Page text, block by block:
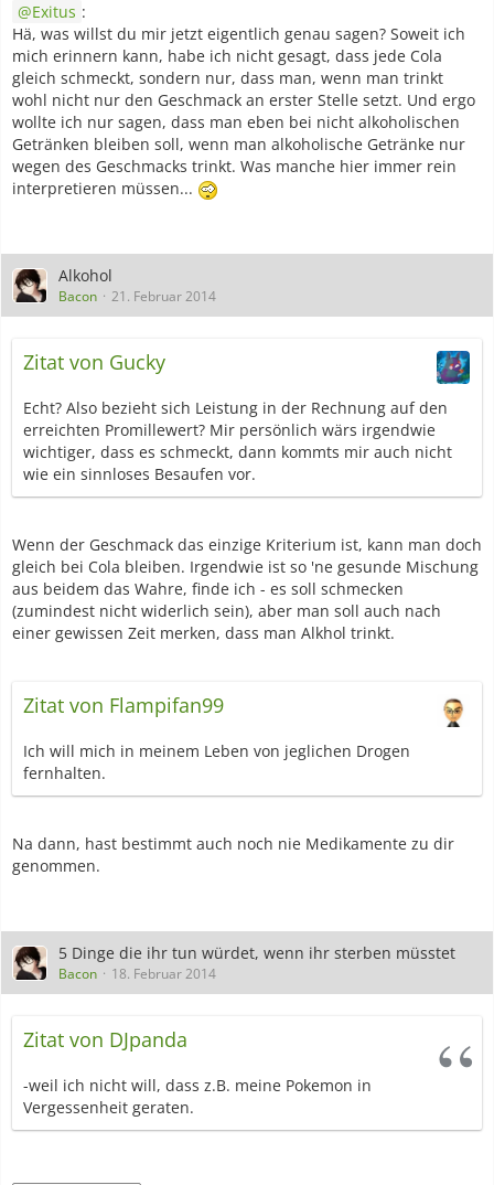
Exitus :
Hä, was willst du mir jetzt eigentlich genau sagen? Soweit ich
mich erinnern kann, habe ich nicht gesagt, dass jede Cola
gleich schmeckt, sondern nur, dass man, wenn man trinkt
wohl nicht nur den Geschmack an erster Stelle setzt. Und ergo
wollte ich nur sagen, dass man eben bei nicht alkoholischen
Getränken bleiben soll, wenn man alkoholische Getränke nur
wegen des Geschmacks trinkt. Was manche hier immer rein
interpretieren müssen...
Alkohol
Bacon 21. Februar 2014
Zitat von Gucky
Echt? Also bezieht sich Leistung in der Rechnung auf den
erreichten Promillewert? Mir persönlich wärs irgendwie
wichtiger, dass es schmeckt, dann kommts mir auch nicht
wie ein sinnloses Besaufen vor.
Wenn der Geschmack das einzige Kriterium ist, kann man doch
gleich bei Cola bleiben. Irgendwie ist so 'ne gesunde Mischung
aus beidem das Wahre, finde ich - es soll schmecken
(zumindest nicht widerlich sein), aber man soll auch nach
einer gewissen Zeit merken, dass man Alkhol trinkt.
Zitat von Flampifan99
Ich will mich in meinem Leben von jeglichen Drogen
fernhalten.
Na dann, hast bestimmt auch noch nie Medikamente zu dir
genommen.
5 Dinge die ihr tun würdet, wenn ihr sterben müsstet
Bacon 18. Februar 2014
Zitat von DJpanda
-weil ich nicht will, dass z.B. meine Pokemon in
Vergessenheit geraten.